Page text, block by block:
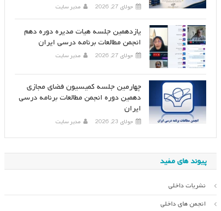
جولای 27, 2026 مدیر سایت
یازدهمین جلسه هیات مدیره دوره دهم
انجمن مطالعات برنامه درسی ایران
جولای 27, 2026 مدیر سایت
چهارمین جلسه کمیسیون فضای مجازی
دهمین دوره انجمن مطالعات برنامه درسی
ایران
جولای 23, 2026 مدیر سایت
پیوند های مفید
نشریات داخلی
انجمن های داخلی